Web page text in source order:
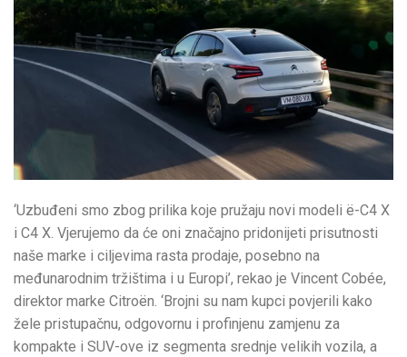
‘Uzbuđeni smo zbog prilika koje pružaju novi modeli ë-C4 X
i C4 X. Vjerujemo da će oni značajno pridonijeti prisutnosti
naše marke i ciljevima rasta prodaje, posebno na
međunarodnim tržištima i u Europi’, rekao je Vincent Cobée,
direktor marke Citroën. ‘Brojni su nam kupci povjerili kako
žele pristupačnu, odgovornu i profinjenu zamjenu za
kompakte i SUV-ove iz segmenta srednje velikih vozila, a